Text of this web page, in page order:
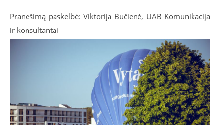
Pranešimą paskelbė: Viktorija Bučienė, UAB Komunikacija
ir konsultantai